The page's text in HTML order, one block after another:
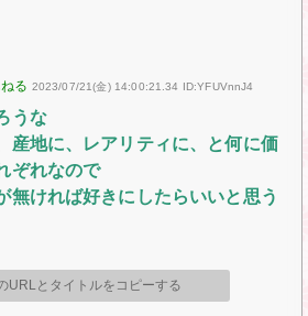
2023/07/21(金) 14:00:21.34 ID:YFUVnnJ4
うな
産地に、レアリティに、と何に価
ぞれなので
無ければ好きにしたらいいと思う
URLとタイトルをコピーする